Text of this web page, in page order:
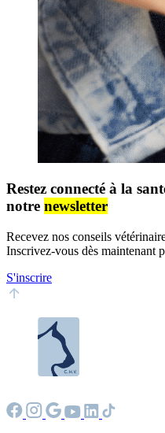
Restez connecté à la
notre newsletter
Recevez nos conseils
Inscrivez-vous dès maintenant
S'inscrire